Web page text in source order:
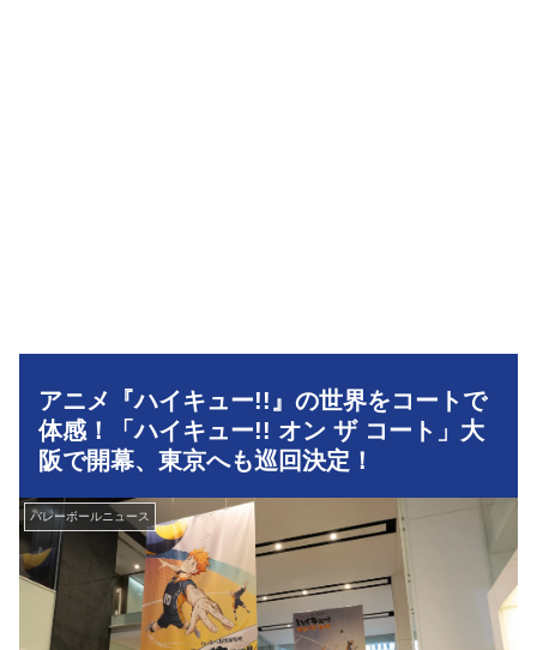
アニメ『ハイキュー!!』の世界をコートで
体感！「ハイキュー!! オン ザ コート」大
阪で開幕、東京へも巡回決定！
バレーボールニュース